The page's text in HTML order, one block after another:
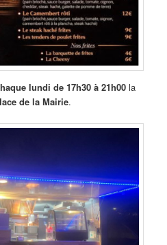
lundi de 17h30 à 21h00 la
de la Mairie.